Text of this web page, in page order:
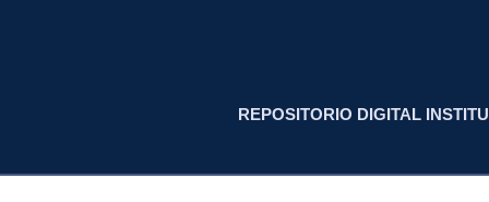
REPOSITORIO DIGITAL